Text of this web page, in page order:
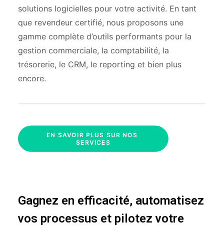
solutions logicielles pour votre activité. En tant
que revendeur certifié, nous proposons une
gamme complète d’outils performants pour la
gestion commerciale, la comptabilité, la
trésorerie, le CRM, le reporting et bien plus
encore.
EN SAVOIR PLUS SUR NOS
SERVICES
Gagnez en efficacité, automatisez
vos processus et pilotez votre